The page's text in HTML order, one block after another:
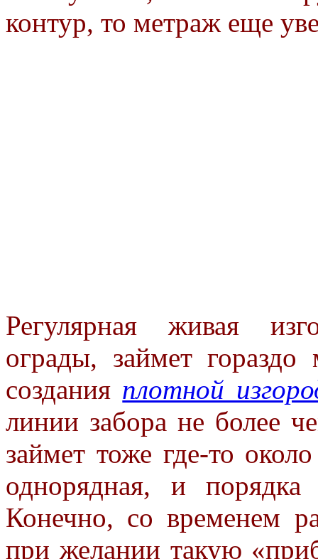
контур, то метраж еще
Регулярная живая
ограды, займет
создания плотной
линии забора не более
займет тоже где-то
однорядная, и
Конечно, со временем
при желании такую